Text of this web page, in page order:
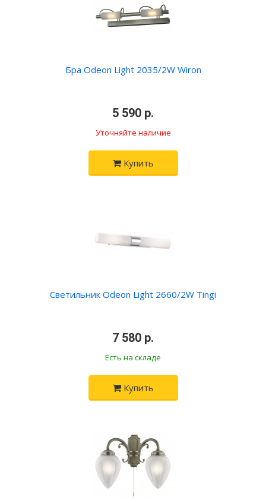
Бра Odeon Light 2035/2W Wiron
5 590 р.
Уточняйте наличие
Купить
Светильник Odeon Light 2660/2W Tingi
7 580 р.
Есть на складе
Купить